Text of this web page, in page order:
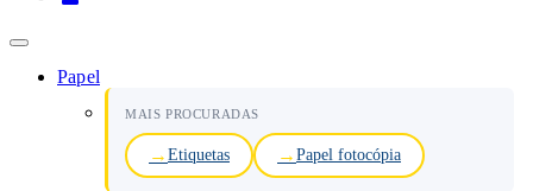
Papel
MAIS PROCURADAS
Etiquetas Papel fotocópia